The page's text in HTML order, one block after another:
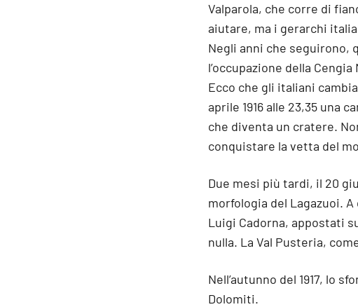
Valparola, che corre di
aiutare, ma i gerarchi
Negli anni che seguirono,
l’occupazione della
Ecco che gli italiani
aprile 1916 alle 23,35 una
che diventa un cratere.
conquistare la vetta del
Due mesi più tardi, il 20
morfologia del Lagazuoi.
Luigi Cadorna, appostati
nulla. La Val Pusteria,
Nell’autunno del 1917, lo
Dolomiti.